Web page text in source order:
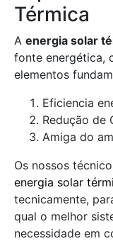
Térmica
A energia solar
fonte energética,
elementos
Eficiencia
Redução de
Amiga do
Os nossos
energia solar
tecnicamente,
qual o melhor
necessidade em